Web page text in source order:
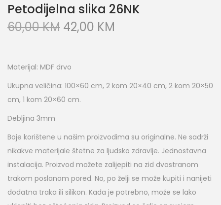
Petodijelna slika 26NK
60,00KM 42,00 KM
Materijal: MDF drvo
Ukupna veličina: 100×60 cm, 2 kom 20×40 cm, 2 kom 20×50
cm, 1 kom 20×60 cm.
Debljina 3mm
Boje korištene u našim proizvodima su originalne. Ne sadrži
nikakve materijale štetne za ljudsko zdravlje. Jednostavna
instalacija. Proizvod možete zalijepiti na zid dvostranom
trakom poslanom pored. No, po želji se može kupiti i nanijeti
dodatna traka ili silikon. Kada je potrebno, može se lako